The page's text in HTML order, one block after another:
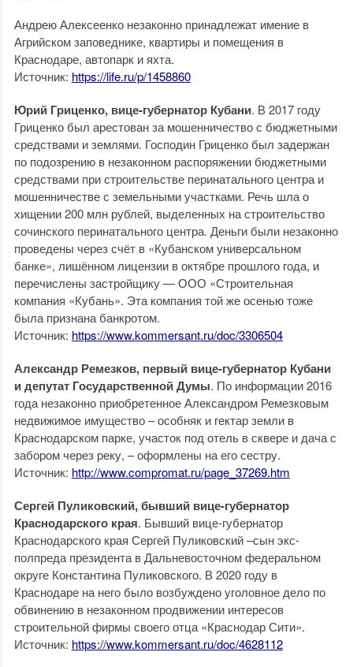
Андрею Алексеенко незаконно принадлежат имение в
Агрийском заповеднике, квартиры и помещения в
Краснодаре, автопарк и яхта.
Источник: https://life.ru/p/1458860
Юрий Гриценко, вице-губернатор Кубани. В 2017 году
Гриценко был арестован за мошенничество с бюджетными
средствами и землями. Господин Гриценко был задержан
по подозрению в незаконном распоряжении бюджетными
средствами при строительстве перинатального центра и
мошенничестве с земельными участками. Речь шла о
хищении 200 млн рублей, выделенных на строительство
сочинского перинатального центра. Деньги были незаконно
проведены через счёт в «Кубанском универсальном
банке», лишённом лицензии в октябре прошлого года, и
перечислены застройщику — ООО «Строительная
компания «Кубань». Эта компания той же осенью тоже
была признана банкротом.
Источник: https://www.kommersant.ru/doc/3306504
Александр Ремезков, первый вице-губернатор Кубани
и депутат Государственной Думы. По информации 2016
года незаконно приобретенное Александром Ремезковым
недвижимое имущество – особняк и гектар земли в
Краснодарском парке, участок под отель в сквере и дача с
забором через реку, – оформлены на его сестру.
Источник: http://www.compromat.ru/page_37269.htm
Сергей Пуликовский, бывший вице-губернатор
Краснодарского края. Бывший вице-губернатор
Краснодарского края Сергей Пуликовский –сын экс-
полпреда президента в Дальневосточном федеральном
округе Константина Пуликовского. В 2020 году в
Краснодаре на него было возбуждено уголовное дело по
обвинению в незаконном продвижении интересов
строительной фирмы своего отца «Краснодар Сити».
Источник: https://www.kommersant.ru/doc/4628112